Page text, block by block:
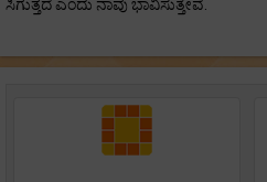
ಸಿಗುತ್ತದೆ ಎಂದು ನಾವು ಭಾವಿಸುತ್ತೇವೆ.